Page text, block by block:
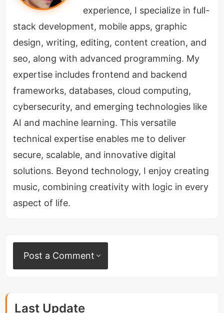
हाल ही में लगभग अप्रैल के महीने में यूट्यूबर ध्रुव राठी भारत का
माहौल लेने तथा अपने Vlog विडियोज बनाने आए थे और इसी
दौरान The Deshbhakt नामक यूट्यूब चैनल में उनका इंटरव्यू
पॉडकास्ट लिया गया जिसमे कई सारे प्रश्न पूछे गए थे। Dhruv
Rathee मुख्य रूप से प्रसिद्ध हैं अपने पॉलिटिकल विडियोज के
लिए और इसी संदर्भ में इंटरव्यूअर ने उनसे पूछा की आप
पॉलिटिकल विडियोज बनाते हैं तो कैसा लगता है आपको और इसी
जवाब में ध्रुव राठी ने ये कहा -
experience, I specialize in full-
stack development, mobile apps, graphic
design, writing, editing, content creation, and
seo, along with advanced programming. My
expertise includes frontend and backend
frameworks, databases, cloud computing,
cybersecurity, and emerging technologies like
AI and machine learning. This versatile
technical expertise enables me to deliver
secure, scalable, and innovative digital
solutions. Beyond technology, I enjoy creating
music, combining creativity with logic in every
aspect of life.
Post a Comment
Last Update